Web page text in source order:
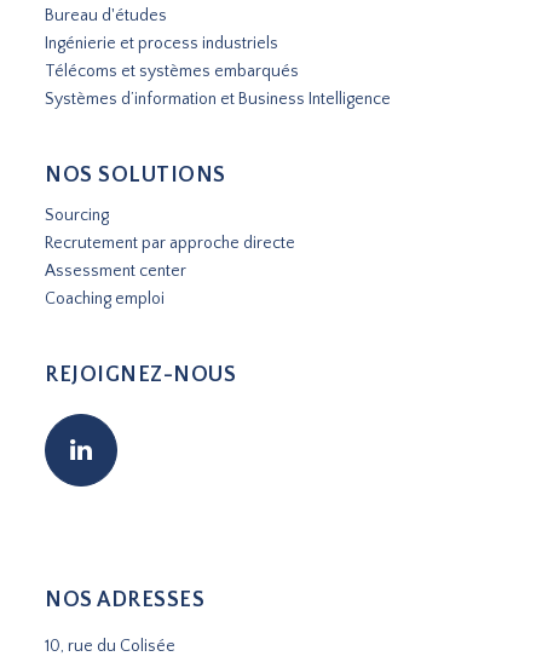
Bureau d'études
Ingénierie et process industriels
Télécoms et systèmes embarqués
Systèmes d’information et Business Intelligence
NOS SOLUTIONS
Sourcing
Recrutement par approche directe
Assessment center
Coaching emploi
REJOIGNEZ-NOUS
NOS ADRESSES
10, rue du Colisée